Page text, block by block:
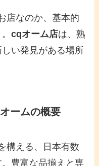
店なのか、基本的
。cqオーム店は、熟
い発見がある場所
ームの概要
構える、日本有数
豊富な品揃えと専